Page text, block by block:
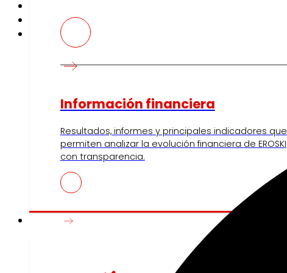
Información financiera
Resultados, informes y principales indicadores que
permiten analizar la evolución financiera de EROSKI
con transparencia.
Prensa